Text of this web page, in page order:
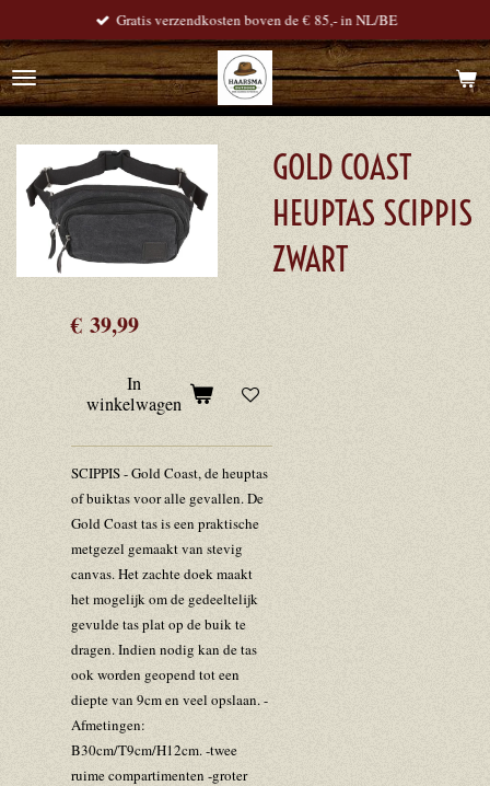
direct
naar
de
Gratis verzendkosten boven de € 85,- in NL/BE
GOLD COAST
HEUPTAS SCIPPIS
ZWART
€ 39,99
In
winkelwagen
SCIPPIS - Gold Coast, de heuptas
of buiktas voor alle gevallen. De
Gold Coast tas is een praktische
metgezel gemaakt van stevig
canvas. Het zachte doek maakt
het mogelijk om de gedeeltelijk
gevulde tas plat op de buik te
dragen. Indien nodig kan de tas
ook worden geopend tot een
diepte van 9cm en veel opslaan. -
Afmetingen:
B30cm/T9cm/H12cm. -twee
ruime compartimenten -groter